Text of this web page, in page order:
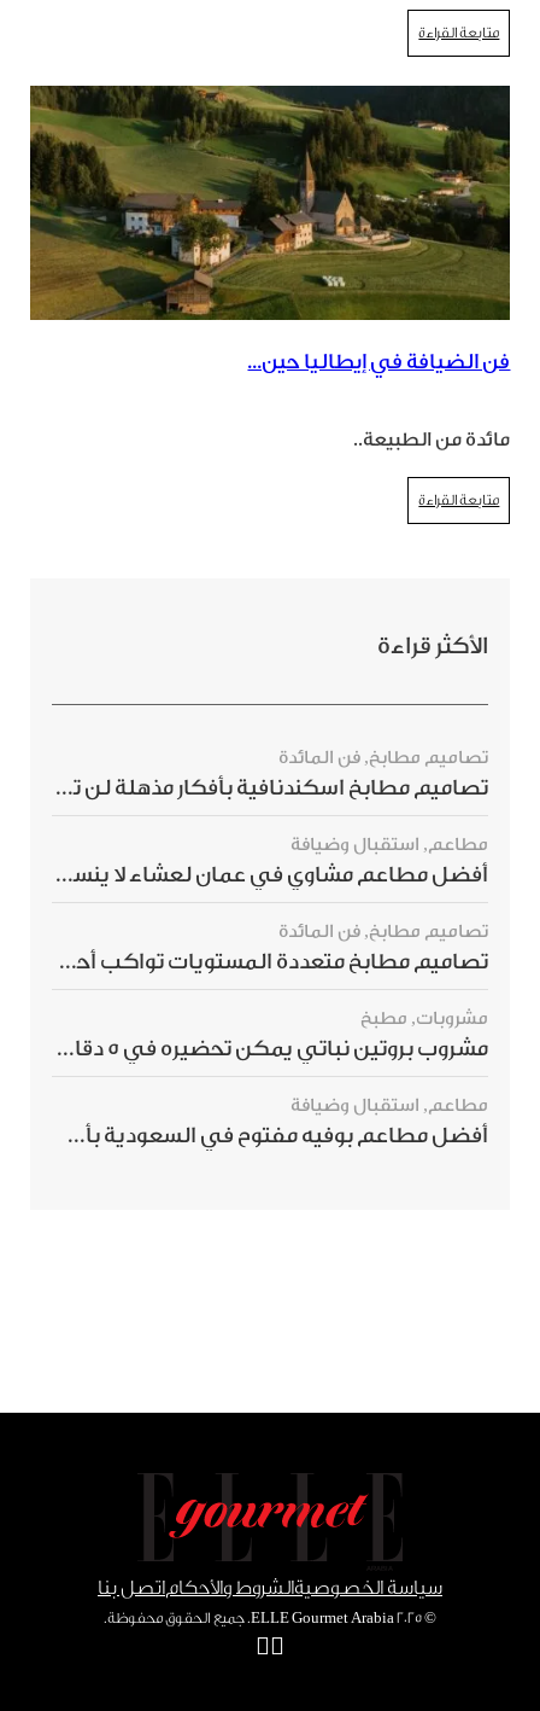
متابعة القراءة
فن الضيافة في إيطاليا حين...
مائدة من الطبيعة..
متابعة القراءة
الأكثر قراءة
تصاميم مطابخ, فن المائدة
تصاميم مطابخ اسكندنافية بأفكار مذهلة لن ترغبي بتفويتها
مطاعم, استقبال وضيافة
أفضل مطاعم مشاوي في عمان لعشاء لا ينسى
تصاميم مطابخ, فن المائدة
تصاميم مطابخ متعددة المستويات تواكب أحدث صيحات الديكور العالمي
مشروبات, مطبخ
مشروب بروتين نباتي يمكن تحضيره في 5 دقائق ويمنحك شعورًا بالشبع
مطاعم, استقبال وضيافة
أفضل مطاعم بوفيه مفتوح في السعودية بأسعار تناسب الجميع
سياسة الخصوصيةالشروط والأحكاماتصل بنا
© ٢٠٢٥ ELLE Gourmet Arabia. جميع الحقوق محفوظة.